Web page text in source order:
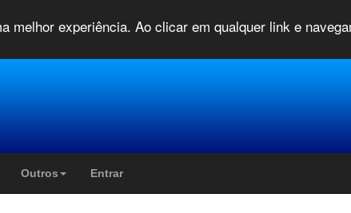
experiência. Ao clicar em qualquer link e
Outros Entrar